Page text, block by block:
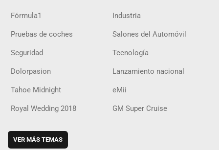
Fórmula1 Industria
Pruebas de coches Salones del Automóvil
Seguridad Tecnología
Dolorpasion Lanzamiento nacional
Tahoe Midnight eMii
Royal Wedding 2018 GM Super Cruise
VER MÁS TEMAS